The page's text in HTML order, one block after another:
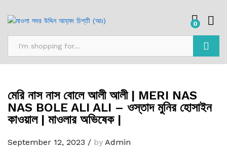
0
মেরি নাস নাস বোলে আলী আলী | MERI NAS
NAS BOLE ALI ALI – ওস্তাদ মুনির হোসাইন
কাওয়াল | মাওলার অভিষেক |
September 12, 2023 / by Admin